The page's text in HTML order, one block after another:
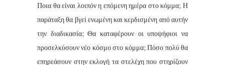
Ποια θα είναι λοιπόν η επόμενη ημέρα στο κόμμα; Η
παράταξη θα βγεί ενωμένη και κερδισμένη από αυτήν
την διαδικασία; Θα καταφέρουν οι υποψήφιοι να
προσελκύσουν νέο κόσμο στο κόμμα; Πόσο πολύ θα
επηρεάσουν στην εκλογή τα στελέχη που στηρίζουν